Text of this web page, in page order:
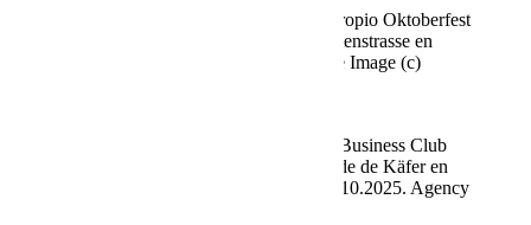
Fine Time Business Club celebra su propio Oktoberfest
en el Käfer Stammhaus en Prinzregentenstrasse en
Múnich el 02.10.2025 Agencia People Image (c)
Ricardo Marinello (Tenor) Fine Time Business Club
celebra su propio Oktoberfest en la sede de Käfer en
Prinzregentenstrasse en Múnich el 02.10.2025. Agency